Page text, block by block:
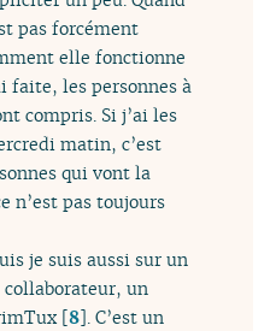
pas forcément
elle fonctionne
faite, les personnes à
compris. Si j’ai les
matin, c’est
qui vont la
n’est pas toujours
je suis aussi sur un
un
[8]. C’est un